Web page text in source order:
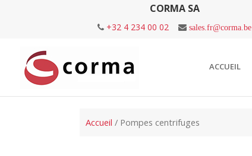
CORMA SA
+32 4 234 00 02 sales.fr@corma.be
ACCUEIL
Accueil / Pompes centrifuges